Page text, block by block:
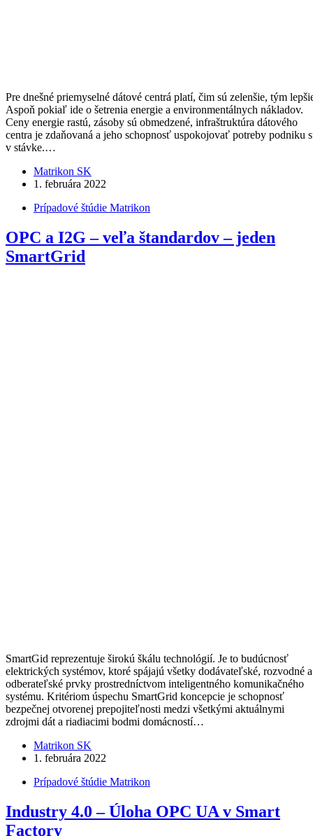
Pre dnešné priemyselné dátové centrá platí, čim sú zelenšie, tým
Aspoň pokiaľ ide o šetrenia energie a environmentálnych nákladov.
Ceny energie rastú, zásoby sú obmedzené, infraštruktúra dátového
centra je zdaňovaná a jeho schopnosť uspokojovať potreby podniku
v stávke.…
Matrikon SK
1. februára 2022
Prípadové štúdie Matrikon
OPC a I2G – veľa štandardov – jeden
SmartGrid
SmartGid reprezentuje širokú škálu technológií. Je to budúcnosť
elektrických systémov, ktoré spájajú všetky dodávateľské, rozvodné a
odberateľské prvky prostredníctvom inteligentného komunikačného
systému. Kritériom úspechu SmartGrid koncepcie je schopnosť
bezpečnej otvorenej prepojiteľnosti medzi všetkými aktuálnymi
zdrojmi dát a riadiacimi bodmi domácností…
Matrikon SK
1. februára 2022
Prípadové štúdie Matrikon
Industry 4.0 – Úloha OPC UA v Smart
Factory